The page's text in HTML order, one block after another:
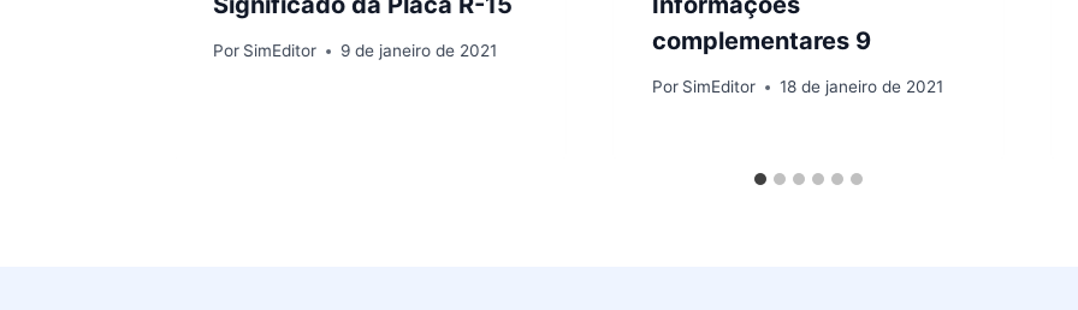
Por SimEditor 9 de janeiro de 2021
complementares 9
Por SimEditor 18 de janeiro de 2021